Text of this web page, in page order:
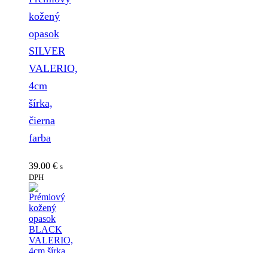
kožený
opasok
SILVER
VALERIO,
4cm
šírka,
čierna
farba
39.00 € s
DPH